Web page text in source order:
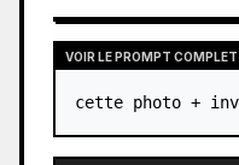
VOIR LE PROMPT COMPLET
cette photo +